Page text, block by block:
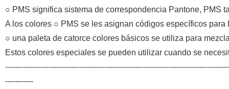
○ PMS significa sistema de correspondencia Pantone, PMS
Alos colores ○ PMS se les asignan códigos específicos para
○ una paleta de catorce colores básicos se utiliza para
Estos colores especiales se pueden utilizar cuando se
-----------